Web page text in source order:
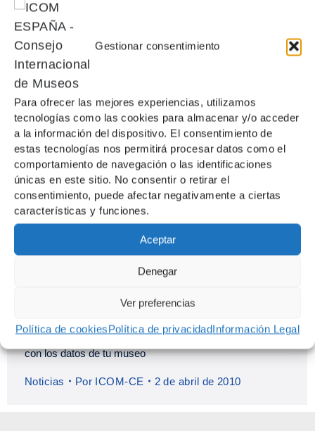
Gestionar consentimiento
Para ofrecer las mejores experiencias, utilizamos
tecnologías como las cookies para almacenar y/o acceder
a la información del dispositivo. El consentimiento de
estas tecnologías nos permitirá procesar datos como el
comportamiento de navegación o las identificaciones
únicas en este sitio. No consentir o retirar el
consentimiento, puede afectar negativamente a ciertas
características y funciones.
Aceptar
Denegar
Ver preferencias
Política de cookiesPolítica de privacidadInformación Legal
Día Internacional del Museo 2011: Personaliza el cartel
con los datos de tu museo
Noticias Por ICOM-CE 2 de abril de 2010